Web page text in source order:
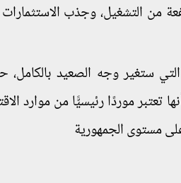
من التشغيل، وجذب
ستغير وجه الصعيد بالكامل،
تعتبر موردًا رئيسيًّا من موارد
مستوى الجمهورية